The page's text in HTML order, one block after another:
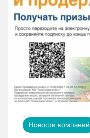
Новости компаний